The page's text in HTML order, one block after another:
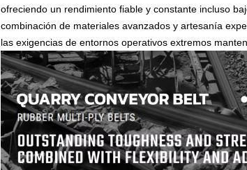
ofreciendo un rendimiento fiable y constante incluso
combinación de materiales avanzados y artesanía
las exigencias de entornos operativos extremos